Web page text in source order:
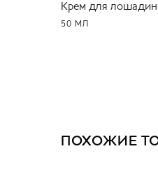
Крем для
50 МЛ
ПОХОЖИЕ